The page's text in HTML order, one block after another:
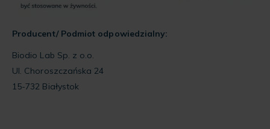
Producent/ Podmiot odpowiedzialny:
Biodio Lab Sp. z o.o.
Ul. Choroszczańska 24
15-732 Białystok